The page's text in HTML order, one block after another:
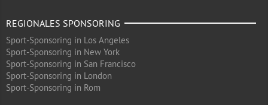
REGIONALES SPONSORING
Sport-Sponsoring in Los Angeles
Sport-Sponsoring in New York
Sport-Sponsoring in San Francisco
Sport-Sponsoring in London
Sport-Sponsoring in Rom